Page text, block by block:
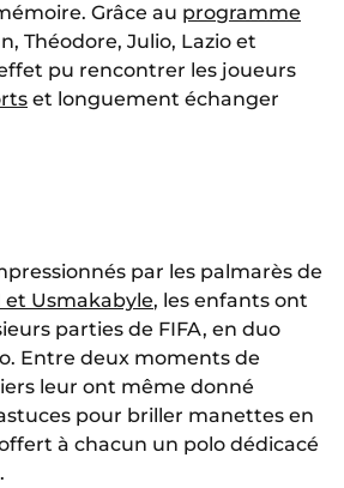
Grâce au programme
Théodore, Julio, Lazio et
pu rencontrer les joueurs
et longuement échanger
par les palmarès de
et Usmakabyle, les enfants ont
parties de FIFA, en duo
Entre deux moments de
leur ont même donné
pour briller manettes en
à chacun un polo dédicacé